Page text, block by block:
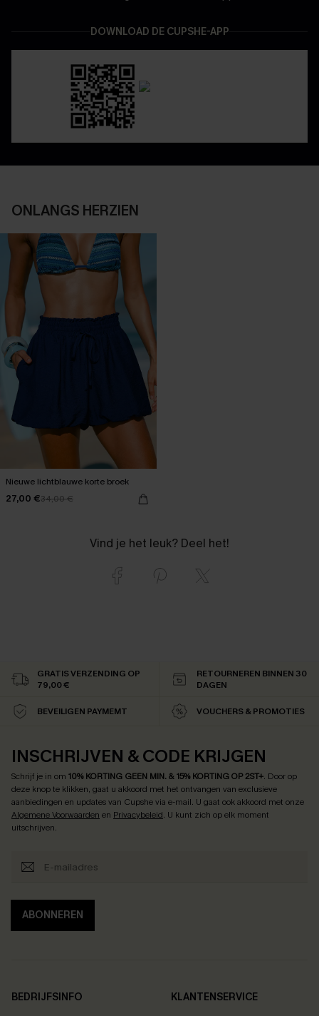
DOWNLOAD DE CUPSHE-APP
ONLANGS HERZIEN
Nieuwe lichtblauwe korte broek
27,00 €34,00 €
Vind je het leuk? Deel het!
GRATIS VERZENDING OP
79,00 €
RETOURNEREN BINNEN 30
DAGEN
BEVEILIGEN PAYMEMT VOUCHERS & PROMOTIES
INSCHRIJVEN & CODE KRIJGEN
Schrijf je in om 10% KORTING GEEN MIN. & 15% KORTING OP 2ST+. Door op
deze knop te klikken, gaat u akkoord met het ontvangen van exclusieve
aanbiedingen en updates van Cupshe via e-mail. U gaat ook akkoord met onze
Algemene Voorwaarden en Privacybeleid. U kunt zich op elk moment
uitschrijven.
ABONNEREN
BEDRIJFSINFO
KLANTENSERVICE